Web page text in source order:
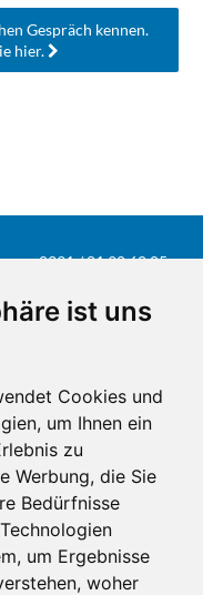
ist uns
Cookies und
um Ihnen ein
zu
Werbung, die Sie
Bedürfnisse
um Ergebnisse
woher
Gespräch kennen.
hier.
0391 / 81 90 68 05
info@studio201.de
Sitemap